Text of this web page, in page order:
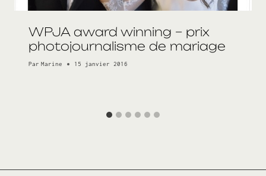
WPJA award winning – prix
photojournalisme de mariage
Par Marine 15 janvier 2016